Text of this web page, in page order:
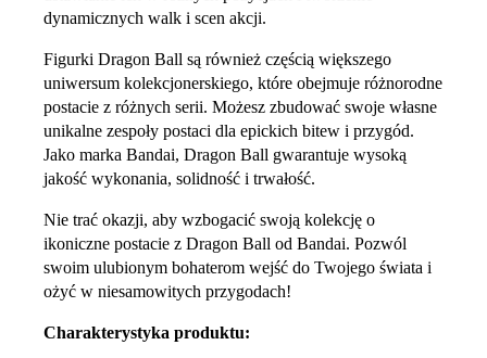
dynamicznych walk i scen akcji.
Figurki Dragon Ball są również częścią większego
uniwersum kolekcjonerskiego, które obejmuje różnorodne
postacie z różnych serii. Możesz zbudować swoje własne
unikalne zespoły postaci dla epickich bitew i przygód.
Jako marka Bandai, Dragon Ball gwarantuje wysoką
jakość wykonania, solidność i trwałość.
Nie trać okazji, aby wzbogacić swoją kolekcję o
ikoniczne postacie z Dragon Ball od Bandai. Pozwól
swoim ulubionym bohaterom wejść do Twojego świata i
ożyć w niesamowitych przygodach!
Charakterystyka produktu: